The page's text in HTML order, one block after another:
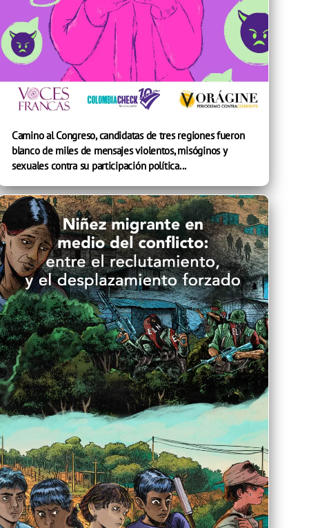
Camino al Congreso, candidatas de tres regiones fueron
blanco de miles de mensajes violentos, misóginos y
sexuales contra su participación política...